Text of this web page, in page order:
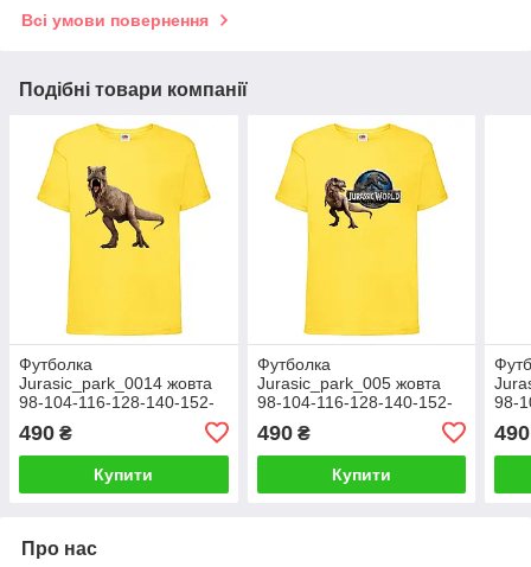
Всі умови повернення
Подібні товари компанії
Футболка
Jurasic_park_0014 жовта
98-104-116-128-140-152-
490 ₴
Купити
Футболка
Jurasic_park_005 жовта
98-104-116-128-140-152-
490₴
Купити
98-
490
Про нас